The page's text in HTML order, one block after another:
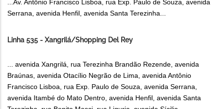
...Av. Antônio Francisco Lisboa, rua Exp. Paulo de Souza, avenida
Serrana, avenida Henfil, avenida Santa Terezinha...
Linha 535 - Xangrilá/Shopping Del Rey
... avenida Xangrilá, rua Terezinha Brandão Rezende, avenida
Braúnas, avenida Otacílio Negrão de Lima, avenida Antônio
Francisco Lisboa, rua Exp. Paulo de Souza, avenida Serrana,
avenida Itambé do Mato Dentro, avenida Henfil, avenida Santa